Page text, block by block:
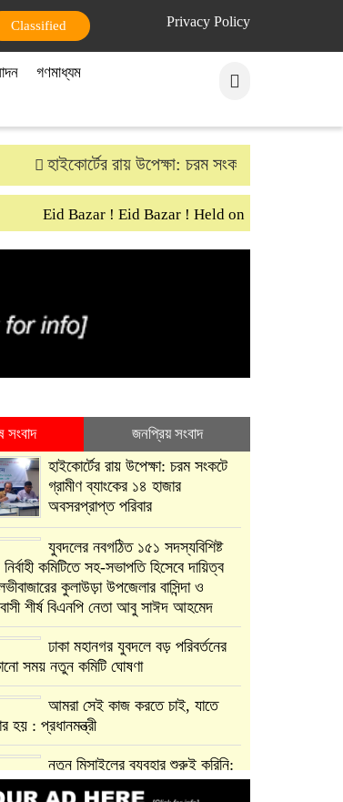
Privacy Policy
ক্লাসিফাইড
গণমাধ্যম
হাইকোর্টের রায় উপেক্ষা: চরম সংকটে গ্রামীণ ব্যাংকের
Eid Bazar ! Eid Bazar ! Held on 30th March
সংবাদ জনপ্রিয় সংবাদ
হাইকোর্টের রায় উপেক্ষা: চরম সংকটে
গ্রামীণ ব্যাংকের ১৪ হাজার
অবসরপ্রাপ্ত পরিবার
যুবদলের নবগঠিত ১৫১ সদস্যবিশিষ্ট
নির্বাহী কমিটিতে সহ-সভাপতি হিসেবে দায়িত্ব
কুলাউড়া উপজেলার বাসিন্দা ও
শীর্ষ বিএনপি নেতা আবু সাঈদ আহমেদ
ঢাকা মহানগর যুবদলে বড় পরিবর্তনের
সময় নতুন কমিটি ঘোষণা
আমরা সেই কাজ করতে চাই, যাতে
হয় : প্রধানমন্ত্রী
নতুন মিসাইলের ব্যবহার শুরুই করিনি: